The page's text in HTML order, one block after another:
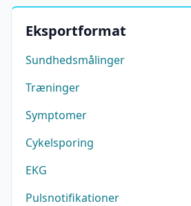
Eksportformat
Sundhedsmålinger
Træninger
Symptomer
Cykelsporing
EKG
Pulsnotifikationer